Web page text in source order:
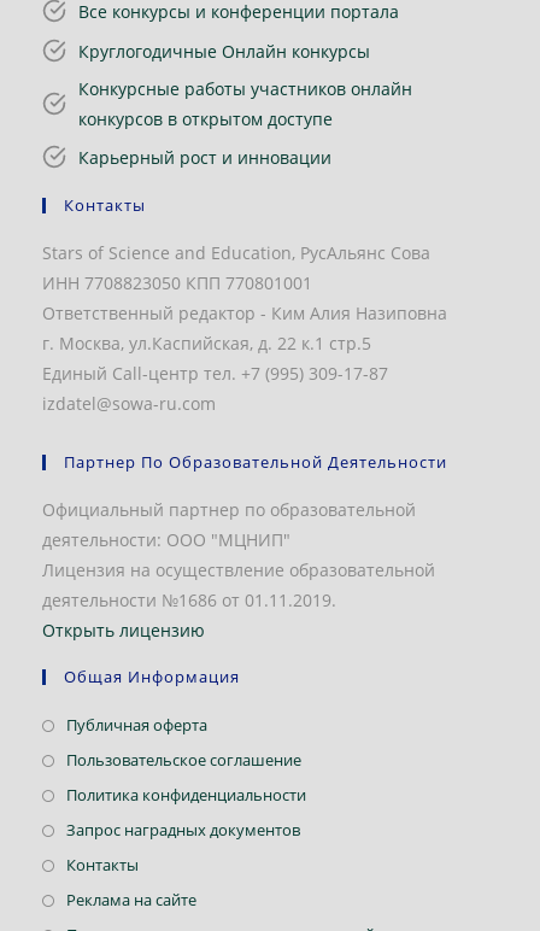
Все конкурсы и конференции портала
Круглогодичные Онлайн конкурсы
Конкурсные работы участников онлайн
конкурсов в открытом доступе
Карьерный рост и инновации
Контакты
Stars of Science and Education, РусАльянс Сова
ИНН 7708823050 КПП 770801001
Ответственный редактор - Ким Алия Назиповна
г. Москва, ул.Каспийская, д. 22 к.1 стр.5
Единый Call-центр тел. +7 (995) 309-17-87
izdatel@sowa-ru.com
Партнер По Образовательной Деятельности
Официальный партнер по образовательной
деятельности: ООО "МЦНИП"
Лицензия на осуществление образовательной
деятельности №1686 от 01.11.2019.
Открыть лицензию
Общая Информация
Публичная офертаОткроется
в
Пользовательское соглашениеОткроется
в
Политика конфиденциальностиОткроется
Запрос наградных документовОткроется
Контакты
в
Реклама на сайтеОткроется